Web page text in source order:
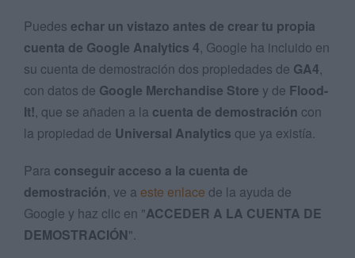
Puedes echar un vistazo antes de crear tu propia
cuenta de Google Analytics 4, Google ha incluido en
su cuenta de demostración dos propiedades de GA4,
con datos de Google Merchandise Store y de Flood-
It!, que se añaden a la cuenta de demostración con
la propiedad de Universal Analytics que ya existía.
Para conseguir acceso a la cuenta de
demostración, ve a este enlace de la ayuda de
Google y haz clic en "ACCEDER A LA CUENTA DE
DEMOSTRACIÓN".